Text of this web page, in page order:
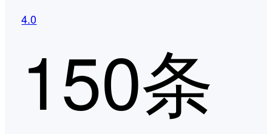
4.0
150条